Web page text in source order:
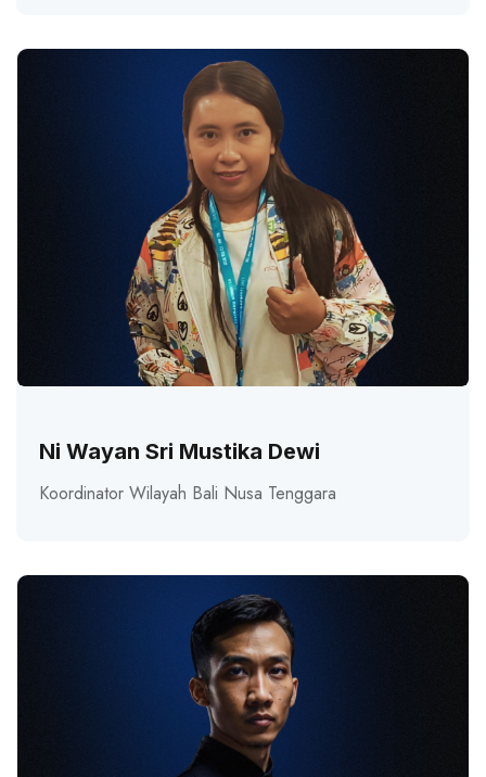
Ni Wayan Sri Mustika Dewi
Koordinator Wilayah Bali Nusa Tenggara